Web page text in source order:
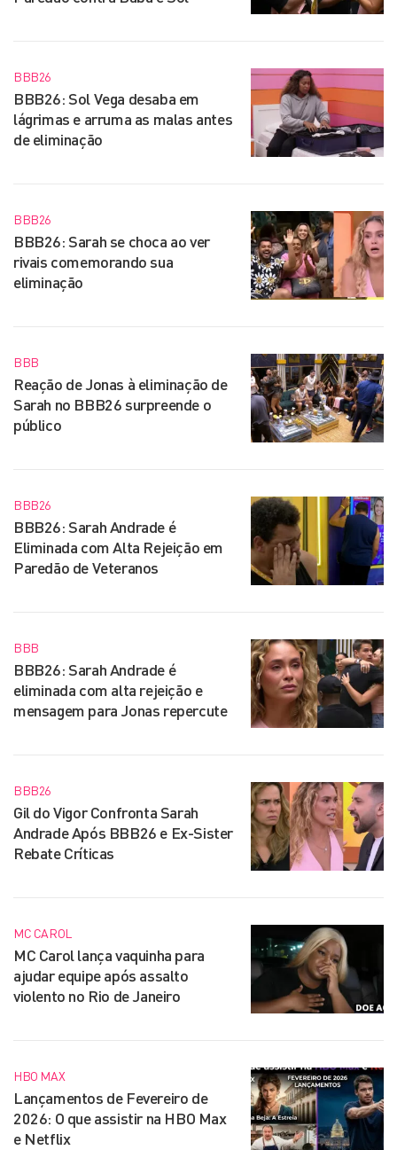
BBB26
BBB26: Sol Vega desaba em
lágrimas e arruma as malas antes
de eliminação
BBB26
BBB26: Sarah se choca ao ver
rivais comemorando sua
eliminação
BBB
Reação de Jonas à eliminação de
Sarah no BBB26 surpreende o
público
BBB26
BBB26: Sarah Andrade é
Eliminada com Alta Rejeição em
Paredão de Veteranos
BBB
BBB26: Sarah Andrade é
eliminada com alta rejeição e
mensagem para Jonas repercute
BBB26
Gil do Vigor Confronta Sarah
Andrade Após BBB26 e Ex-Sister
Rebate Críticas
MC CAROL
MC Carol lança vaquinha para
ajudar equipe após assalto
violento no Rio de Janeiro
HBO MAX
Lançamentos de Fevereiro de
2026: O que assistir na HBO Max
e Netflix